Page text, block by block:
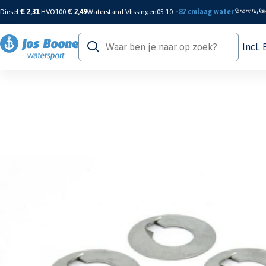
Diesel€ 2,31 HVO100 € 2,49Waterstand Vlissingen05:10 -87 cmlaag water(bron:
Incl.